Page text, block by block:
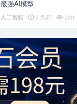
最强AI模型
人工智能 2 天前 310